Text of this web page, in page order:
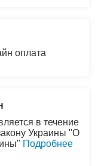
оплата
в течение
Украины "О
Подробнее